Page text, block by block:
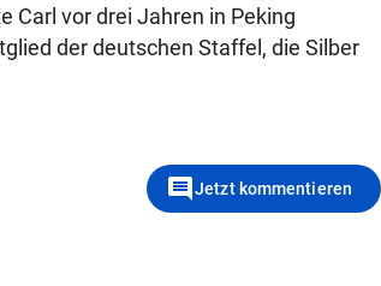
Carl vor drei Jahren in Peking
der deutschen Staffel, die Silber
commentJetzt kommentieren